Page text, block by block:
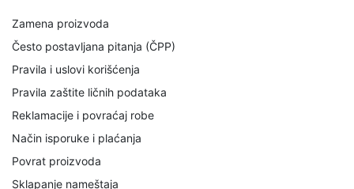
Zamena proizvoda
Često postavljana pitanja (ČPP)
Pravila i uslovi korišćenja
Pravila zaštite ličnih podataka
Reklamacije i povraćaj robe
Način isporuke i plaćanja
Povrat proizvoda
Sklapanje nameštaja